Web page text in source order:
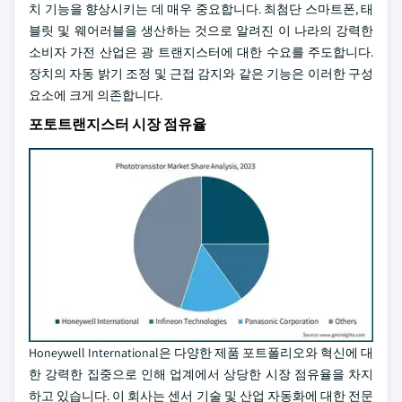
치 기능을 향상시키는 데 매우 중요합니다. 최첨단 스마트폰, 태
블릿 및 웨어러블을 생산하는 것으로 알려진 이 나라의 강력한
소비자 가전 산업은 광 트랜지스터에 대한 수요를 주도합니다.
장치의 자동 밝기 조정 및 근접 감지와 같은 기능은 이러한 구성
요소에 크게 의존합니다.
포토트랜지스터 시장 점유율
Honeywell International은 다양한 제품 포트폴리오와 혁신에 대
한 강력한 집중으로 인해 업계에서 상당한 시장 점유율을 차지
하고 있습니다. 이 회사는 센서 기술 및 산업 자동화에 대한 전문